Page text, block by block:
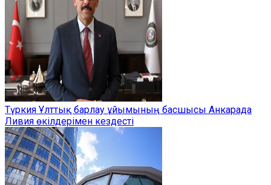
Түркия Ұлттық барлау ұйымының басшысы Анкарада
Ливия өкілдерімен кездесті